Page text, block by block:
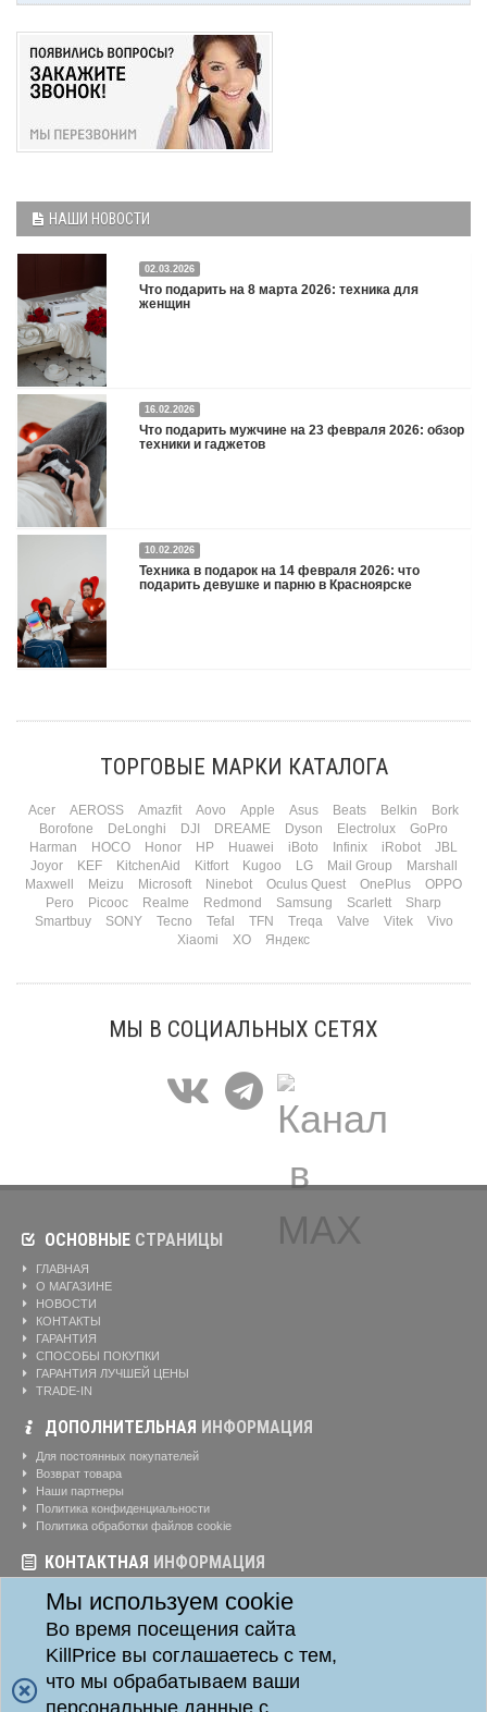
НАШИ НОВОСТИ
02.03.2026
Что подарить на 8 марта 2026: техника для
женщин
Что подарить на 8 марта 2026: техника для женщин
16.02.2026
Что подарить мужчине на 23 февраля 2026: обзор
техники и гаджетов
Двадцать третье февраля — праздник, на который мужчины делают вид, что им
все равно. А потом три дня рассказывают коллегам, какую колонку / приставку /
камеру им подарили. Не верьте словам — верьте глазам, которые загораются
при виде новой коробки.
10.02.2026
Техника в подарок на 14 февраля 2026: что
подарить девушке и парню в Красноярске
марта — контрольный выстрел по кошельку. Начнем с первого — потому что он
ТОРГОВЫЕ МАРКИ КАТАЛОГА
Acer AEROSS Amazfit Aovo Apple Asus Beats Belkin
Bork
Borofone
DeLonghi DJI DREAME Dyson Electrolux
GoPro
Harman
HOCO Honor HP Huawei iBoto Infinix iRobot
JBL
Joyor
KEF KitchenAid Kitfort Kugoo LG Mail Group
Marshall
Maxwell
Meizu Microsoft Ninebot Oculus Quest OnePlus
OPPO
Pero
Picooc Realme Redmond Samsung Scarlett
Sharp
Smartbuy
SONY Tecno Tefal TFN Treqa Valve Vitek
Vivo
Xiaomi
XO Яндекс
МЫ В СОЦИАЛЬНЫХ СЕТЯХ
Мы используем cookie
Во время посещения сайта
KillPrice вы соглашаетесь с тем,
что мы обрабатываем ваши
персональные данные с
ОСНОВНЫЕ СТРАНИЦЫ
ГЛАВНАЯ
О МАГАЗИНЕ
НОВОСТИ
КОНТАКТЫ
ГАРАНТИЯ
СПОСОБЫ ПОКУПКИ
ГАРАНТИЯ ЛУЧШЕЙ ЦЕНЫ
TRADE-IN
ДОПОЛНИТЕЛЬНАЯ ИНФОРМАЦИЯ
Для постоянных покупателей
Возврат товара
Наши партнеры
Политика конфиденциальности
Политика обработки файлов cookie
КОНТАКТНАЯ ИНФОРМАЦИЯ
Режим работы магазина:
Ежедневно: 10:00-20:00
Телефоны:
8-904-895-02-20
Адрес: г. Красноярск, ул. Алексеева, д. 24, офис 41
Killprice24 © 2014 - 2026